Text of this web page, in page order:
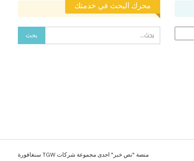
محرك البحث في خدمتك
منصة "نص خبر" احدى مجموعة شركات TGW سنغافورة